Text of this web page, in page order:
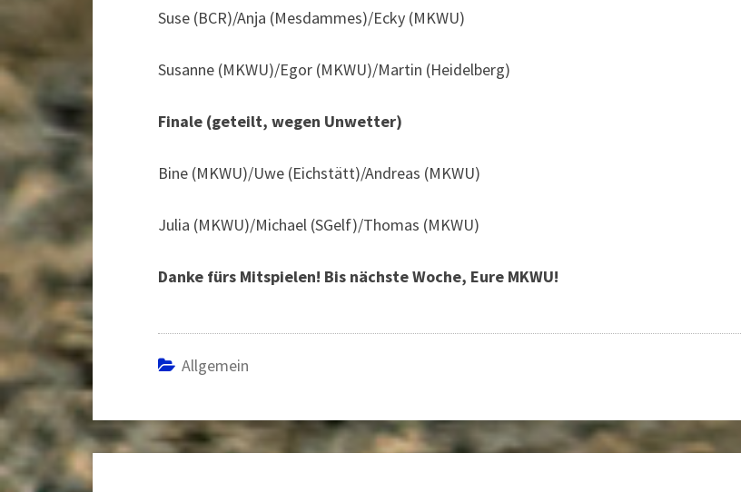
Suse (BCR)/Anja (Mesdammes)/Ecky (MKWU)
Susanne (MKWU)/Egor (MKWU)/Martin (Heidelberg)
Finale (geteilt, wegen Unwetter)
Bine (MKWU)/Uwe (Eichstätt)/Andreas (MKWU)
Julia (MKWU)/Michael (SGelf)/Thomas (MKWU)
Danke fürs Mitspielen! Bis nächste Woche, Eure MKWU!
Allgemein